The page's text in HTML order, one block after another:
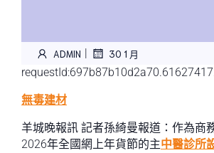
ADMIN | 30 1 月
無毒建材
羊城晚報訊 記者孫綺曼報道：作為商
2026年全國網上年貨節的主中醫診所